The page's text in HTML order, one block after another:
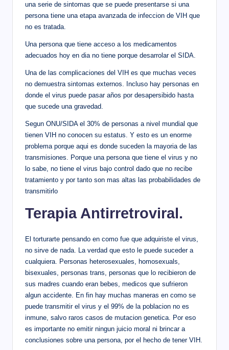
una serie de sintomas que se puede presentarse si una
persona tiene una etapa avanzada de infeccion de VIH que
no es tratada.
Una persona que tiene acceso a los medicamentos
adecuados hoy en dia no tiene porque desarrolar el SIDA.
Una de las complicaciones del VIH es que muchas veces
no demuestra sintomas externos. Incluso hay personas en
donde el virus puede pasar años por desapersibido hasta
que sucede una gravedad.
Segun ONU/SIDA el 30% de personas a nivel mundial que
tienen VIH no conocen su estatus. Y esto es un enorme
problema porque aqui es donde suceden la mayoria de las
transmisiones. Porque una persona que tiene el virus y no
lo sabe, no tiene el virus bajo control dado que no recibe
tratamiento y por tanto son mas altas las probabilidades de
transmitirlo
Terapia Antirretroviral.
El torturarte pensando en como fue que adquiriste el virus,
no sirve de nada. La verdad que esto le puede suceder a
cualquiera. Personas heterosexuales, homosexuals,
bisexuales, personas trans, personas que lo recibieron de
sus madres cuando eran bebes, medicos que sufrieron
algun accidente. En fin hay muchas maneras en como se
puede transmitir el virus y el 99% de la poblacion no es
inmune, salvo raros casos de mutacion genetica. Por eso
es importante no emitir ningun juicio moral ni brincar a
conclusiones sobre una persona, por el hecho de tener VIH.